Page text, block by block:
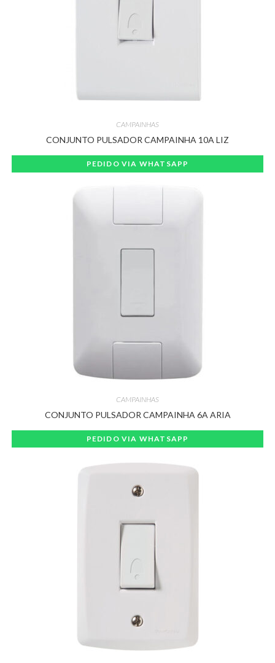
CAMPAINHAS
CONJUNTO PULSADOR CAMPAINHA 10A LIZ
PEDIDO VIA WHATSAPP
CAMPAINHAS
CONJUNTO PULSADOR CAMPAINHA 6A ARIA
PEDIDO VIA WHATSAPP